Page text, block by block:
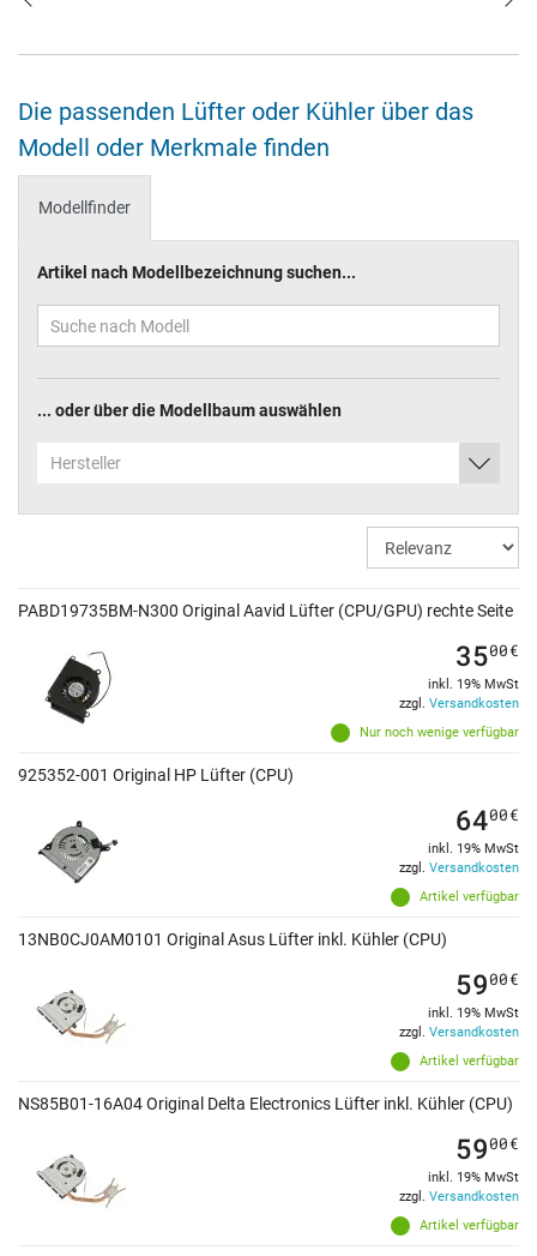
Die passenden Lüfter oder Kühler über das
Modell oder Merkmale finden
Modellfinder
Artikel nach Modellbezeichnung suchen...
... oder über die Modellbaum auswählen
Hersteller
PABD19735BM-N300 Original Aavid Lüfter (CPU/GPU) rechte Seite
Nur noch wenige verfügbar
3500€
inkl. 19% MwSt
zzgl. Versandkosten
925352-001 Original HP Lüfter (CPU)
Artikel verfügbar
6400€
inkl. 19% MwSt
zzgl. Versandkosten
13NB0CJ0AM0101 Original Asus Lüfter inkl. Kühler (CPU)
Artikel verfügbar
5900€
inkl. 19% MwSt
zzgl. Versandkosten
NS85B01-16A04 Original Delta Electronics Lüfter inkl. Kühler (CPU)
Artikel verfügbar
5900€
inkl. 19% MwSt
zzgl. Versandkosten